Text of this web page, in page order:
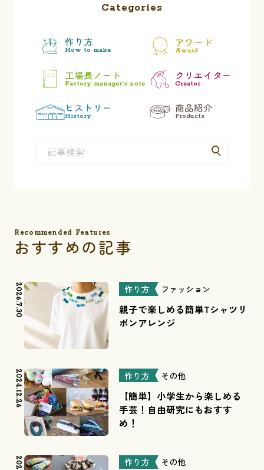
Categories
作り方
How to make
アワード
Award
工場長ノート
Factory manager’s note
クリエイター
Creator
ヒストリー
History
商品紹介
Products
Recommended Features
おすすめの記事
2026.7.30 作り方 ファッション
親子で楽しめる簡単Tシャツリ
ボンアレンジ
2024.12.26 作り方 その他
【簡単】小学生から楽しめる
手芸！自由研究にもおすす
め！
作り方 その他